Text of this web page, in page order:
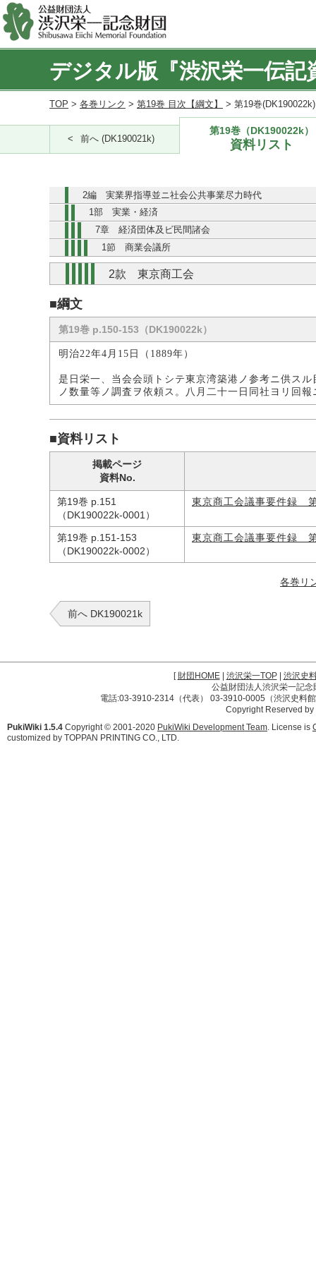
デジタル版『渋沢栄一伝記
TOP > 各巻リンク > 第19巻 目次【綱文】 > 第19巻
前へ (DK190021k)
第19巻（DK190022k）
資料リスト
2編 実業界指導並ニ社会公共事業尽力時代
1部 実業・経済
7章 経済団体及ビ民間諸会
1節 商業会議所
2款 東京商工会
■綱文
第19巻 p.150-153（DK190022k）
明治22年4月15日（1889年）
是日栄一、当会会頭トシテ東京湾築港ノ参考ニ供ス
ノ数量等ノ調査ヲ依頼ス。八月二十一日同社ヨリ回報
■資料リスト
掲載ページ
資料No.
第19巻 p.151
（DK190022k-0001）
東京商工会議事要件録
第19巻 p.151-153
（DK190022k-0002）
東京商工会議事要件録
各巻リ
前へ DK190021k
[財団HOME| 渋沢栄一TOP| 渋沢史
公益財団法人渋沢栄一記
電話:03-3910-2314（代表） 03-3910-0005（渋沢史料
Copyright Reserved
PukiWiki 1.5.4 Copyright © 2001-2020 PukiWiki Development Team. License is
customized by TOPPAN PRINTING CO., LTD.